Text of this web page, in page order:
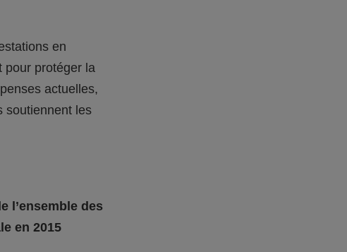
en
pour protéger la
actuelles,
soutiennent les
l’ensemble des
en 2015